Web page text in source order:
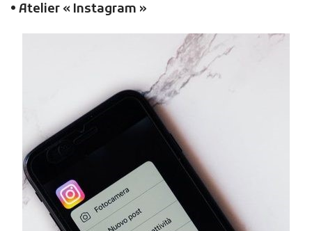
• Atelier « Instagram »